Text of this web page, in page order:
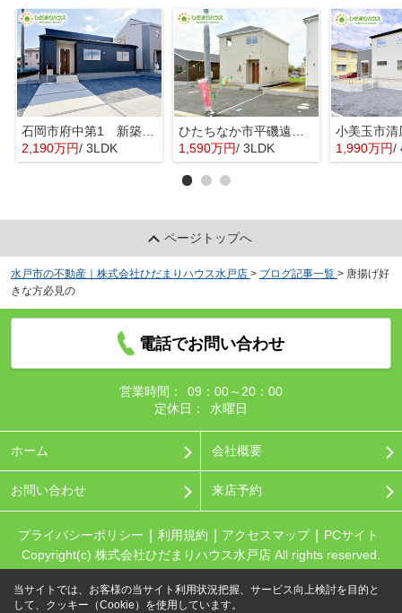
石岡市府中第1 新築戸建 3号棟
2,190万円/ 3LDK
1,590万円/ 3LDK 1,990万円/
ページトップへ
水戸市の不動産｜株式会社ひだまりハウス水戸店 > ブログ記事一覧 > 唐揚げ好
きな方必見の
電話でお問い合わせ
営業時間：
09：00～20：00
定休日：
水曜日
ホーム 会社概要
お問い合わせ 来店予約
プライバシーポリシー 利用規約 アクセスマップ
PCサイト
Copyright(c) 株式会社ひだまりハウス水戸店 All rights reserved.
当サイトでは、お客様の当サイト利用状況把握、サービス向上検討を目的と
して、クッキー（Cookie）を使用しています。